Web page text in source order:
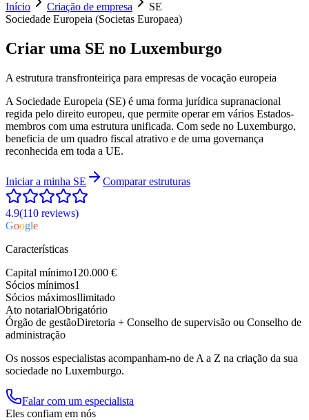
Início Criação de empresa
SE
Sociedade Europeia (Societas Europaea)
Criar uma SE no Luxemburgo
A estrutura transfronteiriça para empresas de vocação europeia
A Sociedade Europeia (SE) é uma forma jurídica supranacional
regida pelo direito europeu, que permite operar em vários Estados-
membros com uma estrutura unificada. Com sede no Luxemburgo,
beneficia de um quadro fiscal atrativo e de uma governança
reconhecida em toda a UE.
Iniciar a minha SE Comparar estruturas
4.9(110 reviews)
Google
Características
Capital mínimo120.000 €
Sócios mínimos1
Sócios máximosIlimitado
Ato notarialObrigatório
Órgão de gestãoDiretoria + Conselho de supervisão ou Conselho de
administração
Os nossos especialistas acompanham-no de A a Z na criação da sua
sociedade no Luxemburgo.
Falar com um especialista
Eles confiam em nós